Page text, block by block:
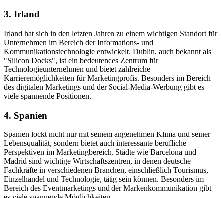
3. Irland
Irland hat sich in den letzten Jahren zu einem wichtigen Standort für
Unternehmen im Bereich der Informations- und
Kommunikationstechnologie entwickelt. Dublin, auch bekannt als
"Silicon Docks", ist ein bedeutendes Zentrum für
Technologieunternehmen und bietet zahlreiche
Karrieremöglichkeiten für Marketingprofis. Besonders im Bereich
des digitalen Marketings und der Social-Media-Werbung gibt es
viele spannende Positionen.
4. Spanien
Spanien lockt nicht nur mit seinem angenehmen Klima und seiner
Lebensqualität, sondern bietet auch interessante berufliche
Perspektiven im Marketingbereich. Städte wie Barcelona und
Madrid sind wichtige Wirtschaftszentren, in denen deutsche
Fachkräfte in verschiedenen Branchen, einschließlich Tourismus,
Einzelhandel und Technologie, tätig sein können. Besonders im
Bereich des Eventmarketings und der Markenkommunikation gibt